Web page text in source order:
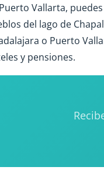
Vallarta,
del lago de
o Puerto
y pensiones.